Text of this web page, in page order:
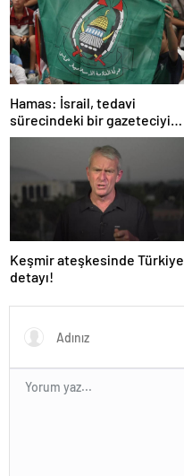
Hamas: İsrail, tedavi
sürecindeki bir gazeteciyi
öldürerek savaş suçu
Keşmir ateşkesinde Türkiye
detayı!